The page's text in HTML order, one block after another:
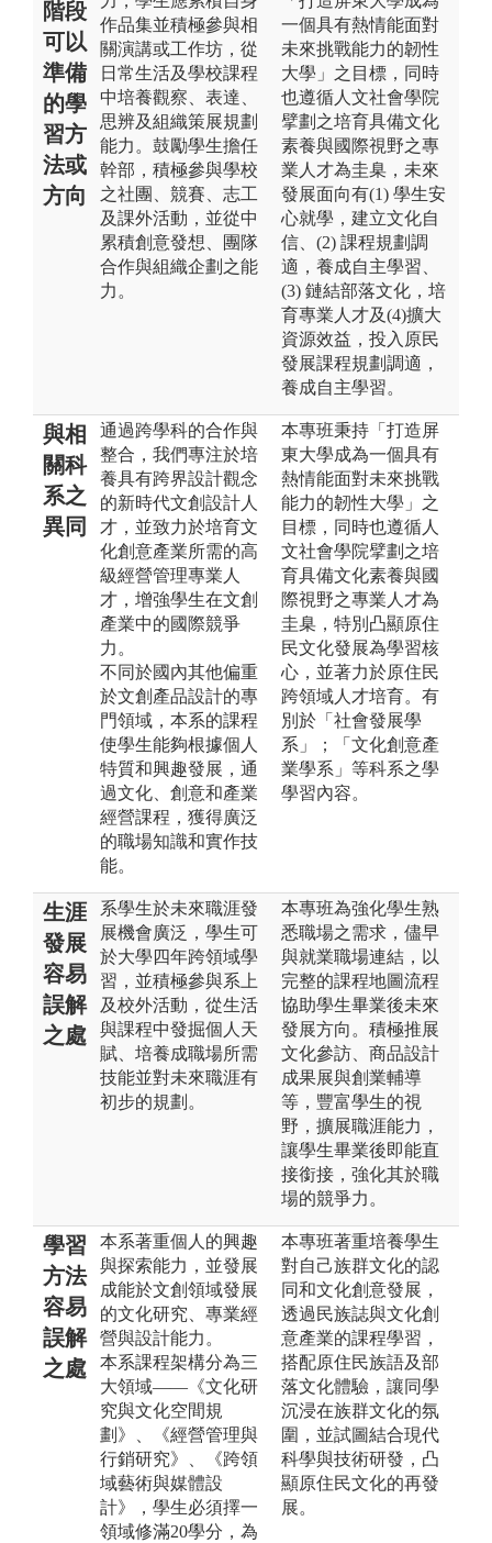
階段
可以
準備
的學
習方
法或
方向
作品集並積極參與相
關演講或工作坊，從
日常生活及學校課程
中培養觀察、表達、
思辨及組織策展規劃
能力。鼓勵學生擔任
幹部，積極參與學校
之社團、競賽、志工
及課外活動，並從中
累積創意發想、團隊
合作與組織企劃之能
力。
一個具有熱情能面對
未來挑戰能力的韌性
大學」之目標，同時
也遵循人文社會學院
擘劃之培育具備文化
素養與國際視野之專
業人才為圭臬，未來
發展面向有(1) 學生安
心就學，建立文化自
信、(2) 課程規劃調
適，養成自主學習、
(3) 鏈結部落文化，培
育專業人才及(4)擴大
資源效益，投入原民
發展課程規劃調適，
養成自主學習。
與相
關科
系之
異同
通過跨學科的合作與
整合，我們專注於培
養具有跨界設計觀念
的新時代文創設計人
才，並致力於培育文
化創意產業所需的高
級經營管理專業人
才，增強學生在文創
產業中的國際競爭
力。
不同於國內其他偏重
於文創產品設計的專
門領域，本系的課程
使學生能夠根據個人
特質和興趣發展，通
過文化、創意和產業
經營課程，獲得廣泛
的職場知識和實作技
能。
本專班秉持「打造屏
東大學成為一個具有
熱情能面對未來挑戰
能力的韌性大學」之
目標，同時也遵循人
文社會學院擘劃之培
育具備文化素養與國
際視野之專業人才為
圭臬，特別凸顯原住
民文化發展為學習核
心，並著力於原住民
跨領域人才培育。有
別於「社會發展學
系」；「文化創意產
業學系」等科系之學
學習內容。
生涯
發展
容易
誤解
之處
系學生於未來職涯發
展機會廣泛，學生可
於大學四年跨領域學
習，並積極參與系上
及校外活動，從生活
與課程中發掘個人天
賦、培養成職場所需
技能並對未來職涯有
初步的規劃。
本專班為強化學生熟
悉職場之需求，儘早
與就業職場連結，以
完整的課程地圖流程
協助學生畢業後未來
發展方向。積極推展
文化參訪、商品設計
成果展與創業輔導
等，豐富學生的視
野，擴展職涯能力，
讓學生畢業後即能直
接銜接，強化其於職
場的競爭力。
學習
方法
容易
誤解
之處
本系著重個人的興趣
與探索能力，並發展
成能於文創領域發展
的文化研究、專業經
營與設計能力。
本系課程架構分為三
大領域——《文化研
究與文化空間規
劃》、《經營管理與
行銷研究》、《跨領
域藝術與媒體設
計》，學生必須擇一
領域修滿20學分，為
本專班著重培養學生
對自己族群文化的認
同和文化創意發展，
透過民族誌與文化創
意產業的課程學習，
搭配原住民族語及部
落文化體驗，讓同學
沉浸在族群文化的氛
圍，並試圖結合現代
科學與技術研發，凸
顯原住民文化的再發
展。